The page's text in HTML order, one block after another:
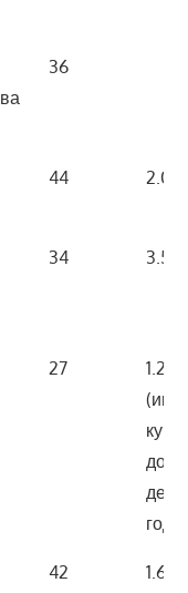
36
44
34
27
1.200
года)
42 1.600